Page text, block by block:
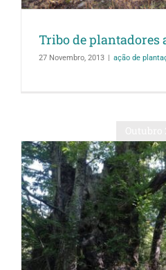
Tribo de plantadores
27 Novembro, 2013 ação de